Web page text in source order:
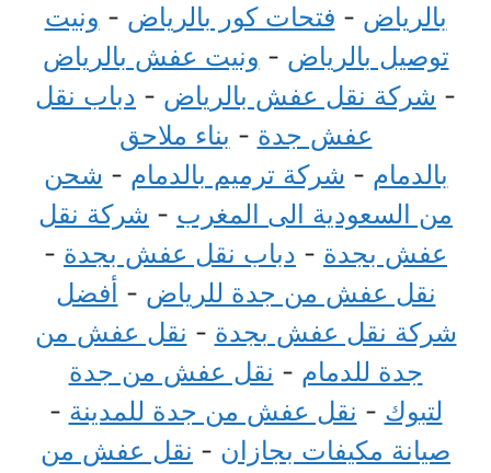
بالرياض - فتحات كور بالرياض - ونيت
توصيل بالرياض - ونيت عفش بالرياض
- شركة نقل عفش بالرياض - دباب نقل
عفش جدة - بناء ملاحق
بالدمام - شركة ترميم بالدمام - شحن
من السعودية الى المغرب - شركة نقل
عفش بجدة - دباب نقل عفش بجدة -
نقل عفش من جدة للرياض - أفضل
شركة نقل عفش بجدة - نقل عفش من
جدة للدمام - نقل عفش من جدة
لتبوك - نقل عفش من جدة للمدينة -
صيانة مكيفات بجازان - نقل عفش من